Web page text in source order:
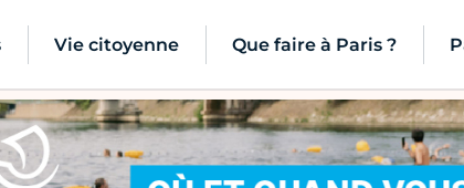
Vie citoyenne Que faire à Paris ?